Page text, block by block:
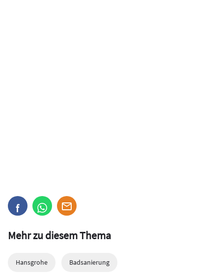
Mehr zu diesem Thema
Hansgrohe Badsanierung